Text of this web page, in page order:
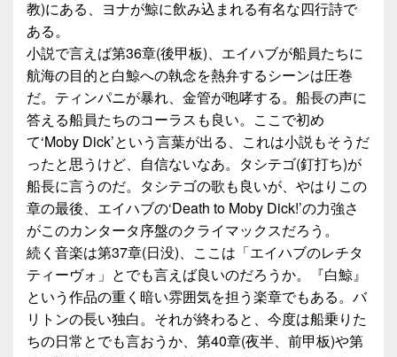
教)にある、ヨナが鯨に飲み込まれる有名な四行詩で
ある。
小説で言えば第36章(後甲板)、エイハブが船員たちに
航海の目的と白鯨への執念を熱弁するシーンは圧巻
だ。ティンパニが暴れ、金管が咆哮する。船長の声に
答える船員たちのコーラスも良い。ここで初め
て‘Moby Dick’という言葉が出る、これは小説もそうだ
ったと思うけど、自信ないなあ。タシテゴ(釘打ち)が
船長に言うのだ。タシテゴの歌も良いが、やはりこの
章の最後、エイハブの‘Death to Moby Dick!’の力強さ
がこのカンタータ序盤のクライマックスだろう。
続く音楽は第37章(日没)、ここは「エイハブのレチタ
ティーヴォ」とでも言えば良いのだろうか。『白鯨』
という作品の重く暗い雰囲気を担う楽章でもある。バ
リトンの長い独白。それが終わると、今度は船乗りた
ちの日常とでも言おうか、第40章(夜半、前甲板)や第